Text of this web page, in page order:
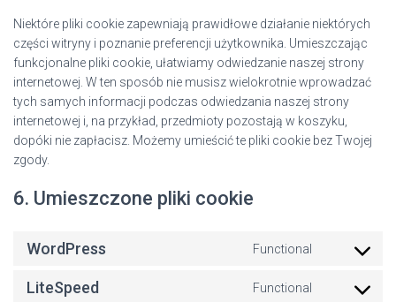
Niektóre pliki cookie zapewniają prawidłowe działanie niektórych
części witryny i poznanie preferencji użytkownika. Umieszczając
funkcjonalne pliki cookie, ułatwiamy odwiedzanie naszej strony
internetowej. W ten sposób nie musisz wielokrotnie wprowadzać
tych samych informacji podczas odwiedzania naszej strony
internetowej i, na przykład, przedmioty pozostają w koszyku,
dopóki nie zapłacisz. Możemy umieścić te pliki cookie bez Twojej
zgody.
6. Umieszczone pliki cookie
WordPress Functional
Consent
service
LiteSpeed Functional
Consent